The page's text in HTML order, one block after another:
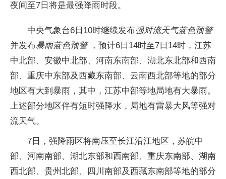
夜间至7日将是最强降雨时段。
中央气象台6日10时继续发布强对流天气蓝色预警
并发布暴雨蓝色预警，预计6日14时至7日14时，江苏
中北部、安徽中北部、河南东南部、湖北东北部和西南
部、重庆中东部及西藏东南部、云南西北部等地的部分
地区有大到暴雨，其中，江苏中部等地局地有大暴雨。
上述部分地区伴有短时强降水，局地有雷暴大风等强对
流天气。
7日，强降雨区将南压至长江沿江地区，苏皖中
部、河南南部、湖北东部和西南部、重庆东南部、湖南
西北部、贵州北部、四川南部及西藏东南部等地的部分